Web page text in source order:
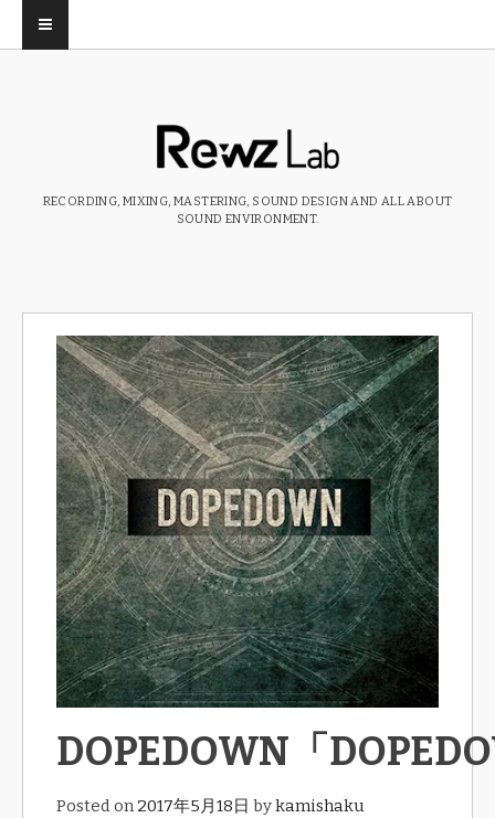
RECORDING, MIXING, MASTERING, SOUND DESIGN AND ALL ABOUT
SOUND ENVIRONMENT.
DOPEDOWN「
Posted on2017年5月18日 bykamishaku